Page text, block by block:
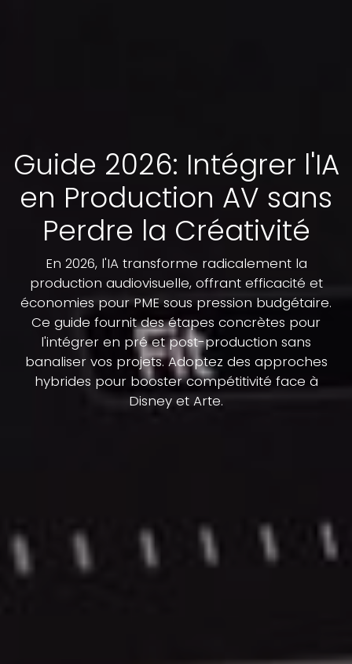
Guide 2026: Intégrer l'IA
en Production AV sans
Perdre la Créativité
En 2026, l'IA transforme radicalement la
production audiovisuelle, offrant efficacité et
économies pour PME sous pression budgétaire.
Ce guide fournit des étapes concrètes pour
l'intégrer en pré et post-production sans
banaliser vos projets. Adoptez des approches
hybrides pour booster compétitivité face à
Disney et Arte.